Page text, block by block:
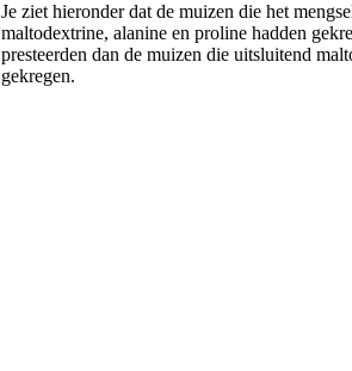
Je ziet hieronder dat de muizen die het
maltodextrine, alanine en proline hadden
presteerden dan de muizen die uitsluitend
gekregen.